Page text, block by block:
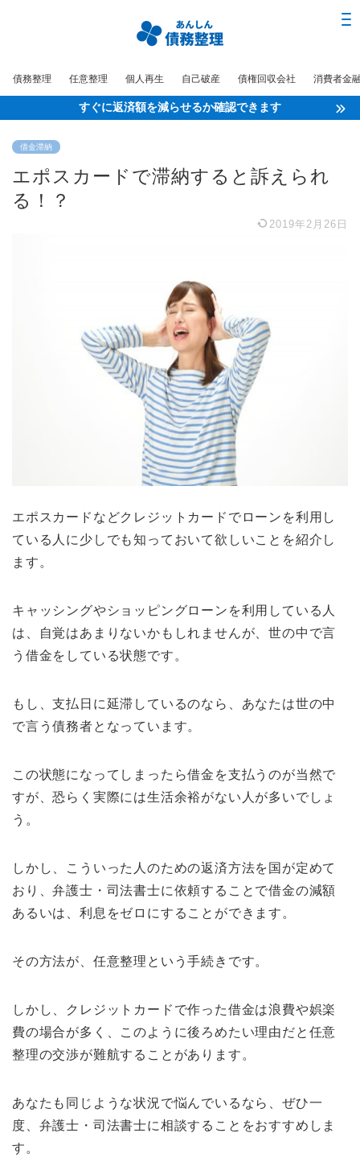
債務整理 任意整理 個人再生 自己破産 債権回収会社 消費者金
すぐに返済額を減らせるか確認できます
借金滞納
エポスカードで滞納すると訴えられ
る！？
2019年2月26日
エポスカードなどクレジットカードでローンを利用し
ている人に少しでも知っておいて欲しいことを紹介し
ます。
キャッシングやショッピングローンを利用している人
は、自覚はあまりないかもしれませんが、世の中で言
う借金をしている状態です。
もし、支払日に延滞しているのなら、あなたは世の中
で言う債務者となっています。
この状態になってしまったら借金を支払うのが当然で
すが、恐らく実際には生活余裕がない人が多いでしょ
う。
しかし、こういった人のための返済方法を国が定めて
おり、弁護士・司法書士に依頼することで借金の減額
あるいは、利息をゼロにすることができます。
その方法が、任意整理という手続きです。
しかし、クレジットカードで作った借金は浪費や娯楽
費の場合が多く、このように後ろめたい理由だと任意
整理の交渉が難航することがあります。
あなたも同じような状況で悩んでいるなら、ぜひ一
度、弁護士・司法書士に相談することをおすすめしま
す。